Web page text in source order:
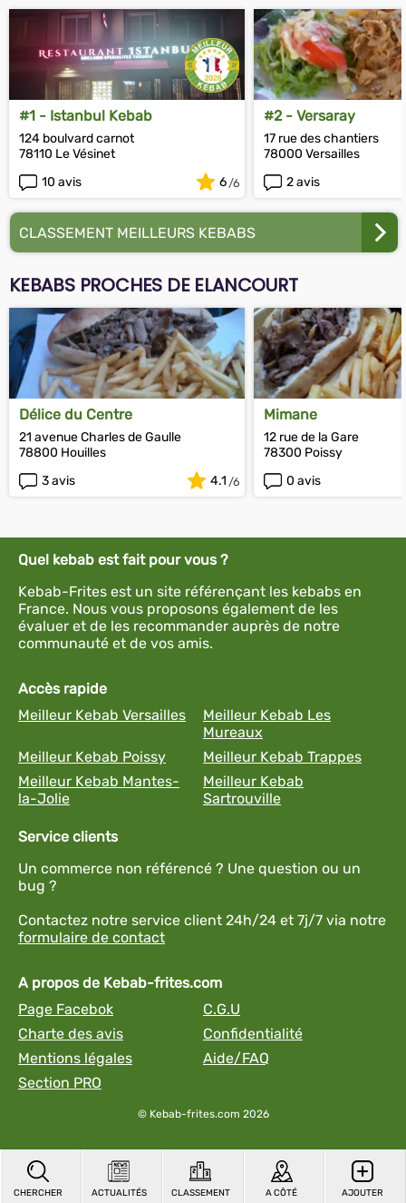
CHERCHER ACTUALITÉS CLASSEMENT A CÔTÉ AJOUTER
#1 - Istanbul Kebab
124 boulvard carnot
78110 Le Vésinet
10 avis
6
#2 - Versaray
17 rue des chantiers
78000 Versailles
2 avis
CLASSEMENT MEILLEURS KEBABS
KEBABS PROCHES DE ELANCOURT
Délice du Centre
21 avenue Charles de Gaulle
78800 Houilles
3 avis
4.1
Mimane
12 rue de la Gare
78300 Poissy
0 avis
Quel kebab est fait pour vous ?
Kebab-Frites est un site référençant les kebabs en
France. Nous vous proposons également de les
évaluer et de les recommander auprès de notre
communauté et de vos amis.
Accès rapide
Meilleur Kebab Versailles
Meilleur Kebab Les
Mureaux
Meilleur Kebab Poissy
Meilleur Kebab Trappes
Meilleur Kebab Mantes-
la-Jolie
Meilleur Kebab
Sartrouville
Service clients
Un commerce non référencé ? Une question ou un
bug ?
Contactez notre service client 24h/24 et 7j/7 via notre
formulaire de contact
A propos de Kebab-frites.com
Page Facebok
C.G.U
Charte des avis
Confidentialité
Mentions légales
Aide/FAQ
Section PRO
© Kebab-frites.com 2026